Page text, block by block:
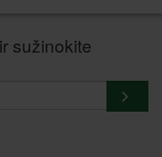
sužinokite